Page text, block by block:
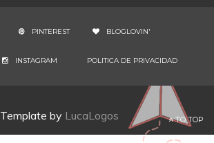
PINTEREST BLOGLOVIN'
INSTAGRAM POLITICA DE PRIVACIDAD
Template by LucaLogos TO TOP